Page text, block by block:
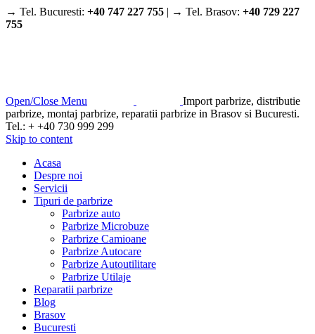
→ Tel. Bucuresti: +40 747 227 755 | → Tel. Brasov: +40 729 227
755
Open/Close Menu
Import parbrize, distributie
parbrize, montaj parbrize, reparatii parbrize in Brasov si Bucuresti.
Tel.: + +40 730 999 299
Skip to content
Acasa
Despre noi
Servicii
Tipuri de parbrize
Parbrize auto
Parbrize Microbuze
Parbrize Camioane
Parbrize Autocare
Parbrize Autoutilitare
Parbrize Utilaje
Reparatii parbrize
Blog
Brasov
Bucuresti